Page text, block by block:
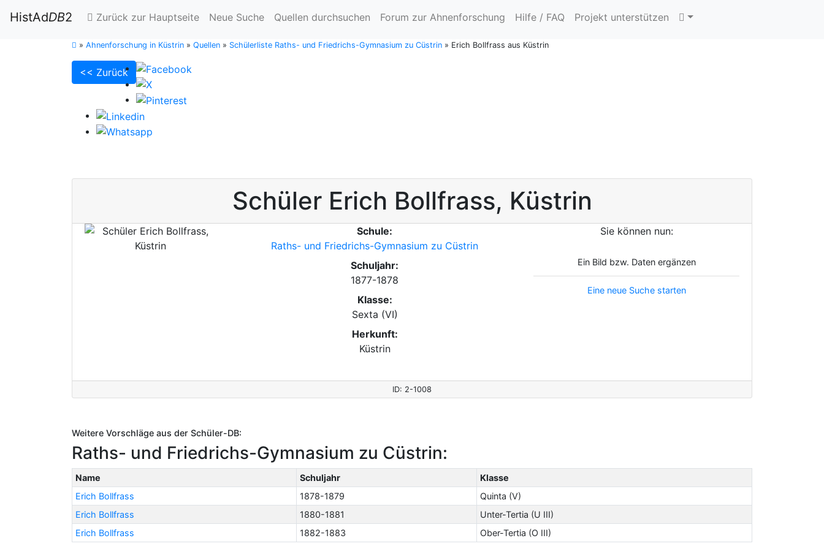
HistAdDB2 Zurück zur Hauptseite Neue Suche Quellen durchsuchen Forum zur Ahnenforschung Hilfe / FAQ Projekt unterstützen
» Ahnenforschung in Küstrin » Quellen » Schülerliste Raths- und Friedrichs-Gymnasium zu Cüstrin » Erich Bollfrass aus Küstrin
<< Zurück
Schüler Erich Bollfrass, Küstrin
Schule:
Raths- und Friedrichs-Gymnasium zu Cüstrin
Schuljahr:
1877-1878
Klasse:
Sexta (VI)
Herkunft:
Küstrin
Sie können nun:
Ein Bild bzw. Daten ergänzen
Eine neue Suche starten
ID: 2-1008
Weitere Vorschläge aus der Schüler-DB:
Raths- und Friedrichs-Gymnasium zu Cüstrin:
Name Schuljahr
Klasse
Erich Bollfrass
1878-1879
Quinta (V)
Erich Bollfrass
1880-1881
Unter-Tertia (U III)
Erich Bollfrass
1882-1883 Ober-Tertia (O III)